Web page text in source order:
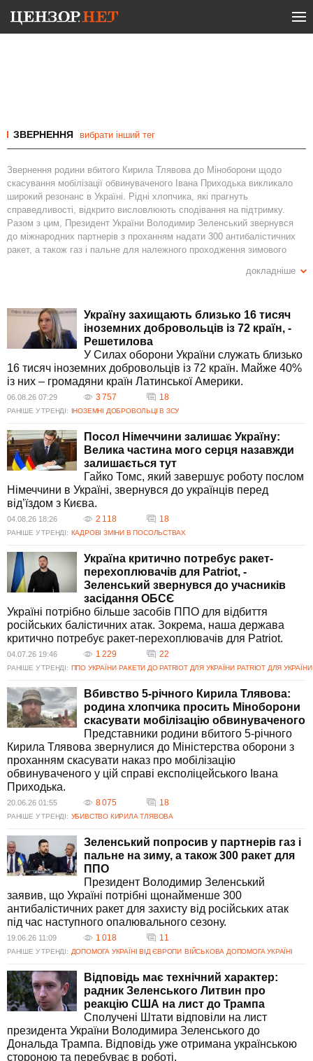
ЗВЕРНЕННЯ вибрати інший тег
Звернення родини вбитого Кирила Тлявова до Міноборони щодо
скасування мобілізації обвинуваченого Івана Приходька викликало
широкий резонанс в Україні. Рідні хлопчика, які прагнуть
справедливості, відкрито висловлюють сподівання на підтримку.
Разом з цим, Президент України Володимир Зеленський звернувся
до міжнародних партнерів з проханням надати 300 антибалістичних
ракет, а також газ і пальне для належного проходження зимового
захисті та правосудді, особливо на фоні триваючої війни та
Яка реакція Міноборони на звернення родини Кирила Тлявова?
Міністерство оборони вивчає звернення родини вбитого Кирила
Тлявова щодо скасування мобілізації обвинуваченого Івана
Приходька. Поки що деталі реакції не розголошено, але питання
привернуло увагу громадськості. Справедливість у цій резонансній
справі є ключовою вимогою родини та суспільства.
Яка кількість ракет потрібна Україні для оборони?
Україні потрібно щонайменше 300 антибалістичних ракет для
Зеленський підкреслив нагальність цієї потреби у зв'язку з можливою
ескалацією російських атак, особливо в умовах енергетичних
викликів, з якими стикається країна.
Чому Зеленський просить саме 300 антибалістичних ракет?
Запит на 300 антибалістичних ракет відображає оцінку оборонної
потреби з боку України на найближчий опалювальний сезон. Ця
чисельність базується на прогнозах можливих атак і необхідності
Як міжнародні партнери реагують на звернення України?
Міжнародні партнери продовжують висловлювати підтримку Україні,
проте питання забезпечення 300 ракет потребує детальних
обговорень. Запити на допомогу в енергетичній сфері та обороні
залишаються предметом інтенсивних дипломатичних переговорів, які
є критичними для безпеки країни.
Який вплив може мати рішення про мобілізацію обвинуваченого
на справу Терявова?
Рішення щодо мобілізації обвинуваченого Івана Приходька може
вплинути на розгляд справи вбитого Кирила Тлявова. Родина
побоюється, що це утруднить забезпечення правосуддя, оскільки
мобілізація може ускладнити доступ до процесуальній
справедливості та свідків. Водночас ця тема активно обговорюється
у суспільстві та може мати широкі правові наслідки.
докладніше
Україну захищають близько 16 тисяч
іноземних добровольців із 72 країн, -
Решетилова
У Силах оборони України служать близько
16 тисяч іноземних добровольців із 72 країн. Майже 40%
із них – громадяни країн Латинської Америки.
06.08.26 07:29 3 757 18
РАНІШЕ У ТРЕНДІ: ІНОЗЕМНІ ДОБРОВОЛЬЦІ В ЗСУ
Посол Німеччини залишає Україну:
Велика частина мого серця назавжди
залишається тут
Гайко Томс, який завершує роботу послом
Німеччини в Україні, звернувся до українців перед
від’їздом з Києва.
04.08.26 18:26 2 118 18
РАНІШЕ У ТРЕНДІ: КАДРОВІ ЗМІНИ В ПОСОЛЬСТВАХ
Україна критично потребує ракет-
перехоплювачів для Patriot, -
Зеленський звернувся до учасників
засідання ОБСЄ
Україні потрібно більше засобів ППО для відбиття
російських балістичних атак. Зокрема, наша держава
критично потребує ракет-перехоплювачів для Patriot.
04.07.26 19:46 1 229 22
РАНІШЕ У ТРЕНДІ: ППО УКРАЇНИ РАКЕТИ ДО PATRIOT ДЛЯ УКРАЇНИ PATRIOT ДЛЯ УКРАЇНИ
Вбивство 5-річного Кирила Тлявова:
родина хлопчика просить Міноборони
скасувати мобілізацію обвинуваченого
Представники родини вбитого 5-річного
Кирила Тлявова звернулися до Міністерства оборони з
проханням скасувати наказ про мобілізацію
обвинуваченого у цій справі експоліцейського Івана
Приходька.
20.06.26 01:55 8 075 18
РАНІШЕ У ТРЕНДІ: УБИВСТВО КИРИЛА ТЛЯВОВА
Зеленський попросив у партнерів газ і
пальне на зиму, а також 300 ракет для
ППО
Президент Володимир Зеленський
заявив, що Україні потрібні щонайменше 300
антибалістичних ракет для захисту від російських атак
під час наступного опалювального сезону.
19.06.26 11:09 1 018 11
РАНІШЕ У ТРЕНДІ: ДОПОМОГА УКРАЇНІ ВІД ЄВРОПИ ВІЙСЬКОВА ДОПОМОГА УКРАЇНІ
Відповідь має технічний характер:
радник Зеленського Литвин про
реакцію США на лист до Трампа
Сполучені Штати відповіли на лист
президента України Володимира Зеленського до
Дональда Трампа. Відповідь уже отримана українською
стороною та перебуває в роботі.